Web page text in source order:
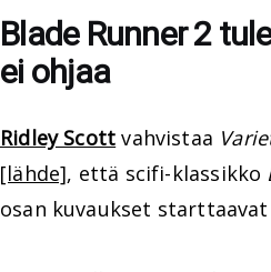
Blade Runner 2
ei ohjaa
Ridley Scott vahvistaa
[lähde], että scifi-klassikko
osan kuvaukset starttaavat